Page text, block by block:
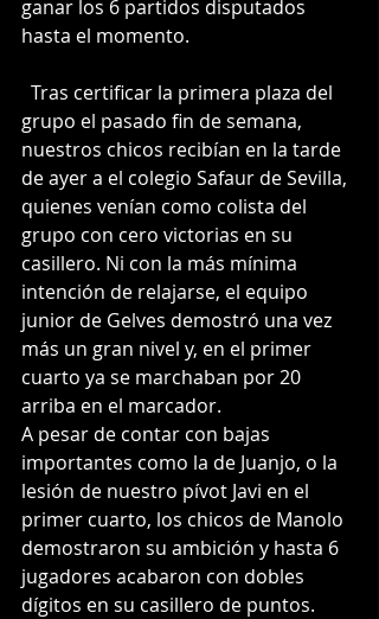
ganar los 6 partidos disputados
hasta el momento.
grupo el pasado fin de semana,
nuestros chicos recibían en la tarde
de ayer a el colegio Safaur de Sevilla,
quienes venían como colista del
grupo con cero victorias en su
casillero. Ni con la más mínima
intención de relajarse, el equipo
junior de Gelves demostró una vez
más un gran nivel y, en el primer
cuarto ya se marchaban por 20
arriba en el marcador.
A pesar de contar con bajas
importantes como la de Juanjo, o la
lesión de nuestro pívot Javi en el
primer cuarto, los chicos de Manolo
demostraron su ambición y hasta 6
jugadores acabaron con dobles
dígitos en su casillero de puntos.